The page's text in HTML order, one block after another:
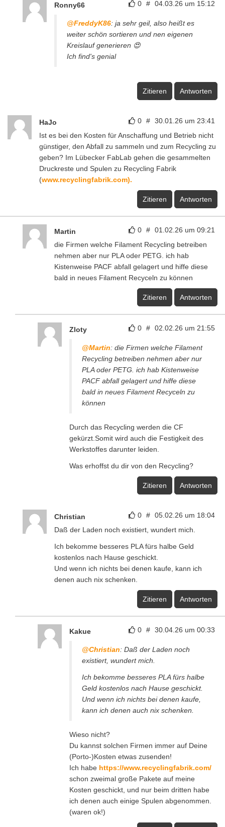
0 # 04.03.26 um 15:12
Ronny66
@FreddyK86: ja sehr geil, also heißt es
weiter schön sortieren und nen eigenen
Kreislauf generieren 😍
Ich find's genial
Zitieren Antworten
0 # 30.01.26 um 23:41
HaJo
Ist es bei den Kosten für Anschaffung und Betrieb nicht
günstiger, den Abfall zu sammeln und zum Recycling zu
geben? Im Lübecker FabLab gehen die gesammelten
Druckreste und Spulen zu Recycling Fabrik
(www.recyclingfabrik.com).
Zitieren Antworten
0 # 01.02.26 um 09:21
Martin
die Firmen welche Filament Recycling betreiben
nehmen aber nur PLA oder PETG. ich hab
Kistenweise PACF abfall gelagert und hiffe diese
bald in neues Filament Recyceln zu können
Zitieren Antworten
0 # 02.02.26 um 21:55
Zloty
@Martin: die Firmen welche Filament
Recycling betreiben nehmen aber nur
PLA oder PETG. ich hab Kistenweise
PACF abfall gelagert und hiffe diese
bald in neues Filament Recyceln zu
können
Durch das Recycling werden die CF
gekürzt.Somit wird auch die Festigkeit des
Werkstoffes darunter leiden.
Was erhoffst du dir von den Recycling?
Zitieren Antworten
0 # 05.02.26 um 18:04
Christian
Daß der Laden noch existiert, wundert mich.
Ich bekomme besseres PLA fürs halbe Geld
kostenlos nach Hause geschickt.
Und wenn ich nichts bei denen kaufe, kann ich
denen auch nix schenken.
Zitieren Antworten
0 # 30.04.26 um 00:33
Kakue
@Christian: Daß der Laden noch
existiert, wundert mich.
Ich bekomme besseres PLA fürs halbe
Geld kostenlos nach Hause geschickt.
Und wenn ich nichts bei denen kaufe,
kann ich denen auch nix schenken.
Wieso nicht?
Du kannst solchen Firmen immer auf Deine
(Porto-)Kosten etwas zusenden!
Ich habe https://www.recyclingfabrik.com/
schon zweimal große Pakete auf meine
Kosten geschickt, und nur beim dritten habe
ich denen auch einige Spulen abgenommen.
(waren ok!)